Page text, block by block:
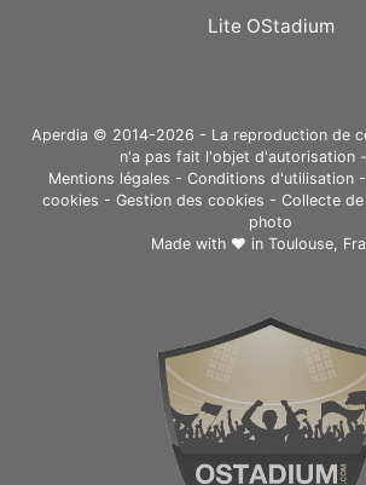
Lite OStadium
Aperdia © 2014-2026 - La reproduction de
n'a pas fait l'objet d'autorisation
Mentions légales - Conditions d'utilisation-
cookies - Gestion des cookies - Collecte
photo
Made with ❤ in Toulouse,